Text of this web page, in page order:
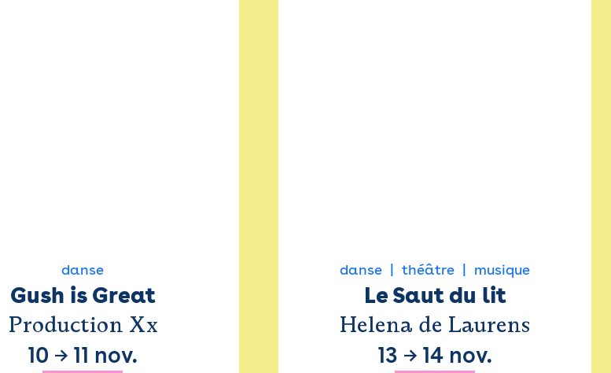
danse
Gush is Great
Production Xx
10 → 11 nov.
danse théâtre musique
Le Saut du lit
Helena de Laurens
13 → 14 nov.